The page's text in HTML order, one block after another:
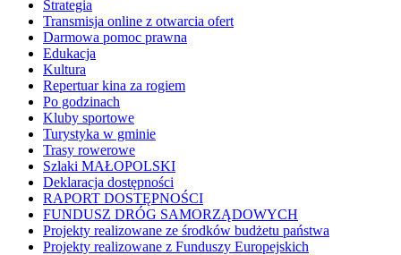
Strategia
Transmisja online z otwarcia ofert
Darmowa pomoc prawna
Edukacja
Kultura
Repertuar kina za rogiem
Po godzinach
Kluby sportowe
Turystyka w gminie
Trasy rowerowe
Szlaki MAŁOPOLSKI
Deklaracja dostępności
RAPORT DOSTĘPNOŚCI
FUNDUSZ DRÓG SAMORZĄDOWYCH
Projekty realizowane ze środków budżetu państwa
Projekty realizowane z Funduszy Europejskich